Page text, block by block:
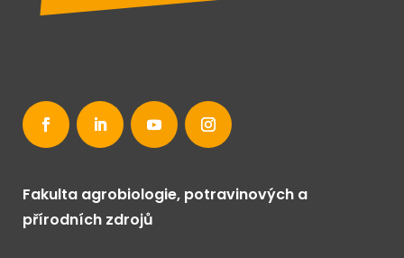
Fakulta agrobiologie, potravinových a
přírodních zdrojů